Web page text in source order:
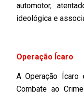
automotor,
ideológica e
Operação Ícaro
A Operação Ícaro
Combate ao